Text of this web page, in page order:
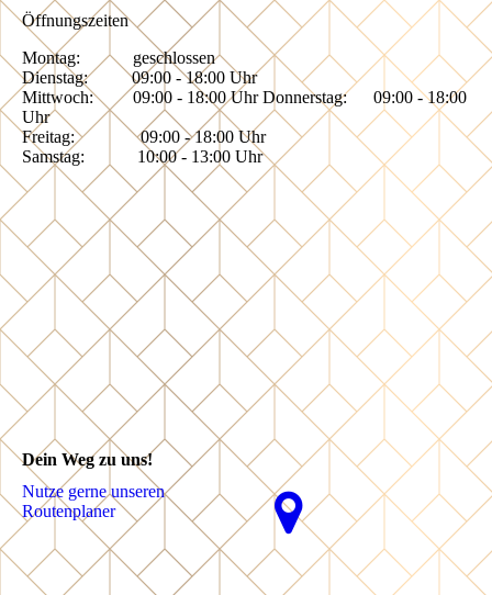
Öffnungszeiten
Montag: geschlossen
Dienstag: 09:00 - 18:00 Uhr
Mittwoch: 09:00 - 18:00 Uhr Donnerstag: 09:00 - 18:00
Uhr
Freitag: 09:00 - 18:00 Uhr
Samstag: 10:00 - 13:00 Uhr
Dein Weg zu uns!
Nutze gerne unseren
Routenplaner